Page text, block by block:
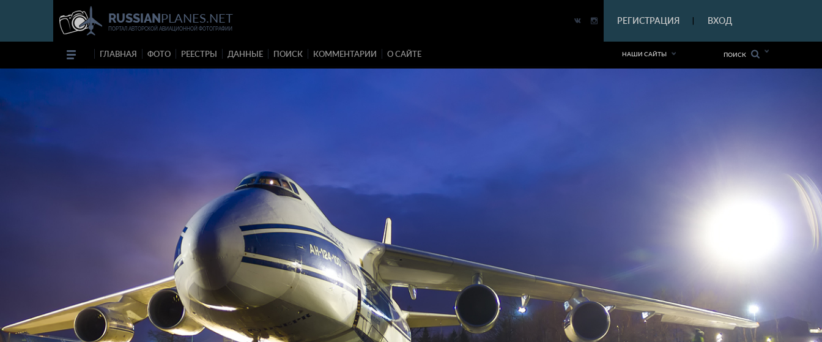
RUSSIANPLANES.NET
ПОРТАЛ АВТОРСКОЙ АВИАЦИОННОЙ ФОТОГРАФИИ
РЕГИСТРАЦИЯ ВХОД
ГЛАВНАЯ ФОТО РЕЕСТРЫ ДАННЫЕ ПОИСК КОММЕНТАРИИ О САЙТЕ НАШИ САЙТЫ ПОИСК